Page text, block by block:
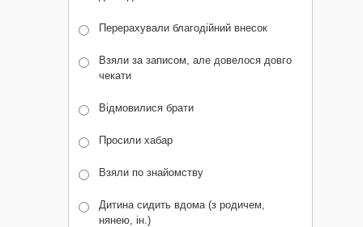
Перерахували благодійний внесок
Взяли за записом, але довелося довго
чекати
Відмовилися брати
Просили хабар
Взяли по знайомству
Дитина сидить вдома (з родичем,
нянею, ін.)